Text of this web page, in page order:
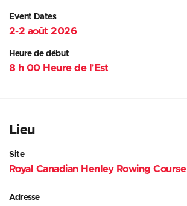
Event Dates
2-2 août 2026
Heure de début
8 h 00 Heure de l'Est
Lieu
Site
Royal Canadian Henley Rowing Course
Adresse